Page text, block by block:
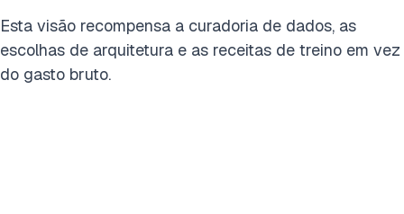
Esta visão recompensa a curadoria de dados, as
escolhas de arquitetura e as receitas de treino em vez
do gasto bruto.